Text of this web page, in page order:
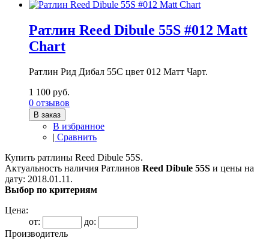
Ратлин Reed Dibule 55S #012 Matt
Chart
Ратлин Рид Дибал 55С цвет 012 Матт Чарт.
1 100 руб.
0 отзывов
В заказ
В избранное
| Сравнить
Купить ратлины Reed Dibule 55S.
Актуальность наличия Ратлинов Reed Dibule 55S и цены на
дату: 2018.01.11.
Выбор по критериям
Цена:
от:
до:
Производитель